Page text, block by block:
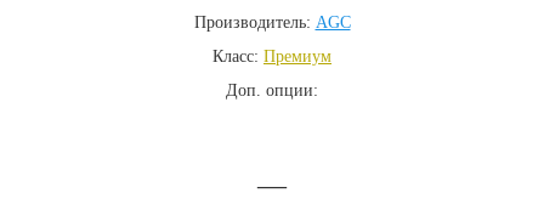
Производитель: AGC
Класс: Премиум
Доп. опции:
—